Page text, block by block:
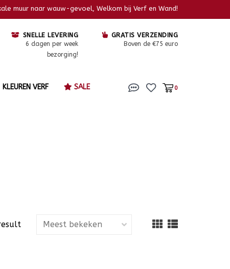
muur naar wauw-gevoel, Welkom bij Verf en Wand!
SNELLE LEVERING
6 dagen per week
bezorging!
GRATIS VERZENDING
Boven de €75 euro
KLEUREN VERF SALE 0